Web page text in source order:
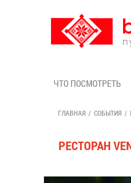
ЧТО ПОСМОТРЕТЬ
ГЛАВНАЯ СОБЫТИЯ
РЕСТОРАН